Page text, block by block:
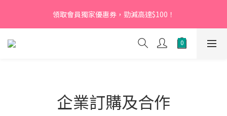
【新會員】即日起至2026月12月31日，首次下單輸入優惠碼
「NEW95」即可享95折
領取會員獨家優惠券，勁減高達$100！
【新會員】即日起至2026月12月31日，首次下單輸入優惠碼
「NEW95」即可享95折
企業訂購及合作